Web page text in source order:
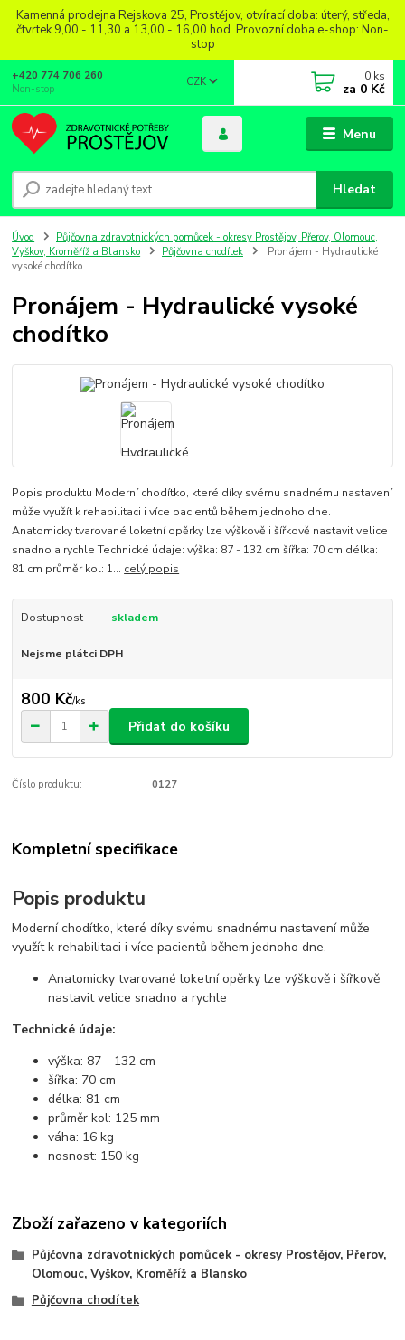
Kamenná prodejna Rejskova 25, Prostějov, otvírací doba: úterý, středa,
čtvrtek 9,00 - 11,30 a 13,00 - 16,00 hod. Provozní doba e-shop: Non-
stop
Menu
CZK
Hledat
+420 774 706 260
Non-stop
0 ks
za 0 Kč
Úvod
Půjčovna zdravotnických pomůcek - okresy Prostějov, Přerov, Olomouc,
Vyškov, Kroměříž a Blansko
Půjčovna chodítek
Pronájem - Hydraulické
vysoké chodítko
Pronájem - Hydraulické vysoké
chodítko
Popis produktu Moderní chodítko, které díky svému snadnému nastavení
může využít k rehabilitaci i více pacientů během jednoho dne.
Anatomicky tvarované loketní opěrky lze výškově i šířkově nastavit velice
snadno a rychle Technické údaje: výška: 87 - 132 cm šířka: 70 cm délka:
81 cm průměr kol: 1... celý popis
Dostupnost skladem
Nejsme plátci DPH
800 Kč/ks
Přidat do košíku
Číslo produktu: 0127
Kompletní specifikace
Popis produktu
Moderní chodítko, které díky svému snadnému nastavení může
využít k rehabilitaci i více pacientů během jednoho dne.
Anatomicky tvarované loketní opěrky lze výškově i šířkově
nastavit velice snadno a rychle
Technické údaje:
výška: 87 - 132 cm
šířka: 70 cm
délka: 81 cm
průměr kol: 125 mm
váha: 16 kg
nosnost: 150 kg
Zboží zařazeno v kategoriích
Půjčovna zdravotnických pomůcek - okresy Prostějov, Přerov,
Olomouc, Vyškov, Kroměříž a Blansko
Půjčovna chodítek